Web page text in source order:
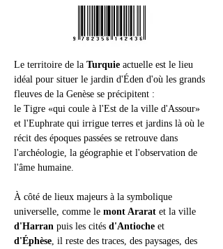
Le territoire de la Turquie actuelle est le lieu
idéal pour situer le jardin d'Éden d'où les grands
fleuves de la Genèse se précipitent :
le Tigre «qui coule à l'Est de la ville d'Assour»
et l'Euphrate qui irrigue terres et jardins là où le
récit des époques passées se retrouve dans
l'archéologie, la géographie et l'observation de
l'âme humaine.
À côté de lieux majeurs à la symbolique
universelle, comme le mont Ararat et la ville
d'Harran puis les cités d'Antioche et
d'Éphèse , il reste des traces, des paysages, des